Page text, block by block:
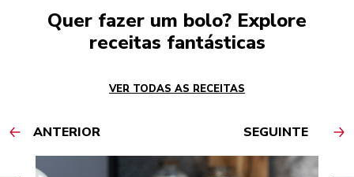
Quer fazer um bolo? Explore
receitas fantásticas
VER TODAS AS RECEITAS
ANTERIOR SEGUINTE